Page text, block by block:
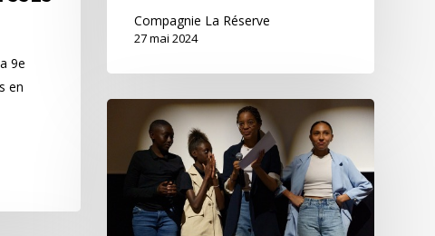
Compagnie La Réserve
27 mai 2024
9e
en